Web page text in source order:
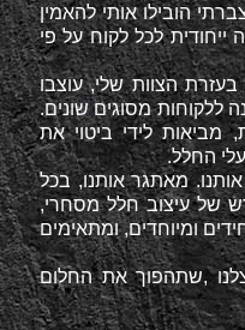
הובילו אותי להאמין
לכל לקוח על פי
הצוות שלי, עוצבו
ללקוחות מסוגים שונים.
מביאות לידי ביטוי את
מאתגר אותנו, בכל
של עיצוב חלל מסחרי,
ומיוחדים, ומתאימים
,שתהפוך את החלום